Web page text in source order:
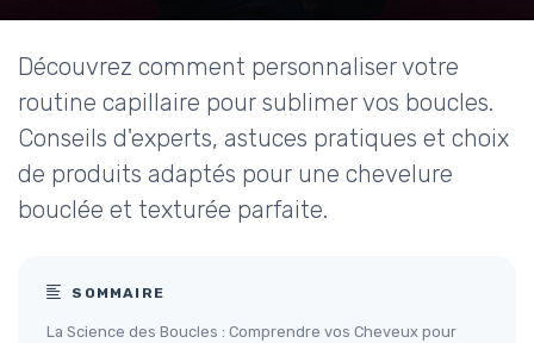
Découvrez comment personnaliser votre
routine capillaire pour sublimer vos boucles.
Conseils d'experts, astuces pratiques et choix
de produits adaptés pour une chevelure
bouclée et texturée parfaite.
SOMMAIRE
La Science des Boucles : Comprendre vos Cheveux pour